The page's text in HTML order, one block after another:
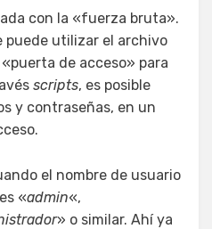
con la «fuerza bruta».
puede utilizar el archivo
de acceso» para
scripts, es posible
y contraseñas, en un
el nombre de usuario
«admin«,
» o similar. Ahí ya